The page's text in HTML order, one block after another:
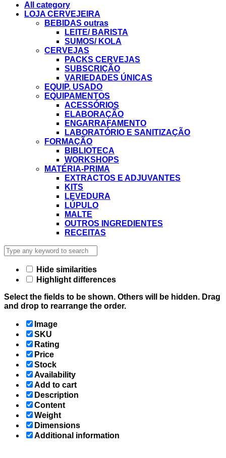
All category
LOJA CERVEJEIRA
BEBIDAS outras
LEITE/ BARISTA
SUMOS/ KOLA
CERVEJAS
PACKS CERVEJAS
SUBSCRIÇÃO
VARIEDADES ÚNICAS
EQUIP. USADO
EQUIPAMENTOS
ACESSÓRIOS
ELABORAÇÃO
ENGARRAFAMENTO
LABORATÓRIO E SANITIZAÇÃO
FORMAÇÃO
BIBLIOTECA
WORKSHOPS
MATÉRIA-PRIMA
EXTRACTOS E ADJUVANTES
KITS
LEVEDURA
LÚPULO
MALTE
OUTROS INGREDIENTES
RECEITAS
Hide similarities
Highlight differences
Select the fields to be shown. Others will be hidden. Drag
and drop to rearrange the order.
Image
SKU
Rating
Price
Stock
Availability
Add to cart
Description
Content
Weight
Dimensions
Additional information